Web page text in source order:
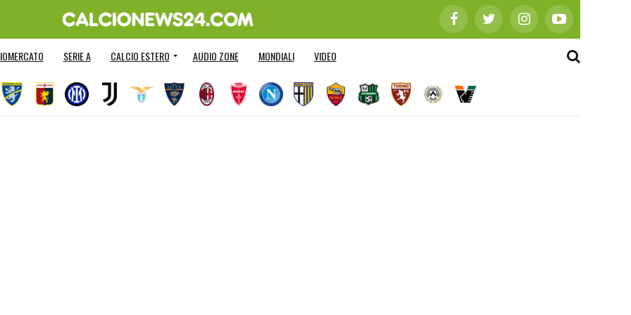
SERIE A CALCIO ESTERO AUDIO ZONE MONDIALI VIDEO